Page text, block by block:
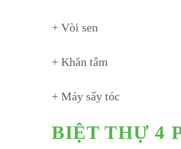
+ Vòi sen
+ Khăn tắm
+ Máy sấy tóc
BIỆT THỰ 4